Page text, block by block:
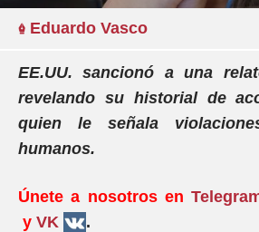
Eduardo Vasco
EE.UU. sancionó a una
revelando su historial de
quien le señala
humanos.
Únete a nosotros en
y VK .